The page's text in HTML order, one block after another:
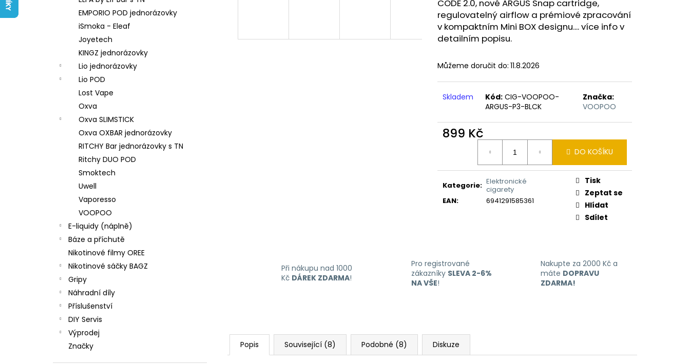
EMPORIO POD jednorázovky
iSmoka - Eleaf
Joyetech
KINGZ jednorázovky
Lio jednorázovky
Lio POD
Lost Vape
Oxva
Oxva SLIMSTICK
Oxva OXBAR jednorázovky
RITCHY Bar jednorázovky s TN
Ritchy DUO POD
Smoktech
Uwell
Vaporesso
VOOPOO
E-liquidy (náplně)
Báze a příchutě
Nikotinové filmy OREE
Nikotinové sáčky BAGZ
Gripy
Náhradní díly
Příslušenství
DIY Servis
Výprodej
Značky
CODE 2.0, nové ARGUS Snap cartridge,
regulovatelný airflow a prémiové zpracování
v kompaktním Mini BOX designu.... více info v
detailním popisu.
Můžeme doručit do: 11.8.2026
Skladem Kód: CIG-VOOPOO-
ARGUS-P3-BLCK
Značka:
VOOPOO
899 Kč
DO KOŠÍKU
Kategorie: Elektronické
cigarety
EAN: 6941291585361
Tisk
Zeptat se
Hlídat
Sdílet
Při nákupu nad 1000
Kč DÁREK ZDARMA!
Pro registrované
zákazníky SLEVA 2-6%
NA VŠE!
Nakupte za 2000 Kč a
máte DOPRAVU
ZDARMA!
Popis Související (8) Podobné (8) Diskuze
LIQUID ARAMAX 4PACK CIGAR
TOBACCO 4X10ML-18MG
558 Kč
LIQUID LIQUA AMERICAN BLEND 10ML-
6MG (AMERICKÝ MÍCHANÝ TABÁK)